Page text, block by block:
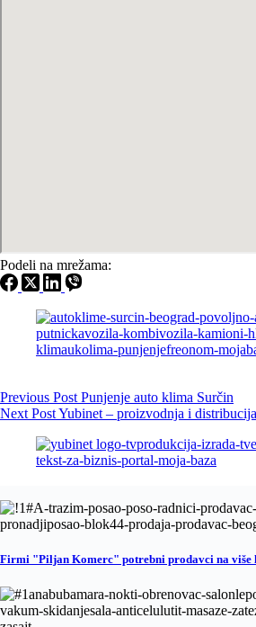
Podeli na mrežama:
Previous Post Punjenje auto klima Surčin
Next PostYubinet – proizvodnja i
Firmi "Piljan Komerc" potrebni prodavci na više